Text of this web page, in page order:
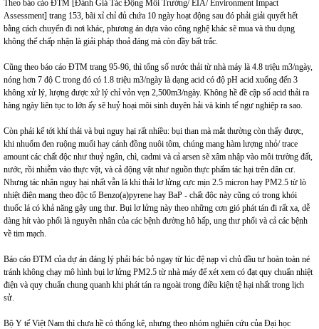
Theo báo cáo ĐTM [Đánh Giá Tác Động Môi Trường/ EIA/ Environment Impact
Assessment] trang 153, bãi xỉ chỉ đủ chứa 10 ngày hoạt động sau đó phải giải quyết hết
bằng cách chuyển đi nơi khác, phương án dựa vào công nghệ khác sẽ mua và thu dụng
không thể chấp nhận là giải pháp thoả đáng mà còn đầy bất trắc.
Cũng theo báo cáo ĐTM trang 95-96, thì tổng số nước thải từ nhà máy là 4.8 triệu m3/ngày,
nóng hơn 7 độ C trong đó có 1.8 triệu m3/ngày là dạng acid có độ pH acid xuống đến 3
không xử lý, lượng được xử lý chỉ vỏn vẹn 2,500m3/ngày. Không hề đề cập số acid thải ra
hàng ngày liên tục to lớn ấy sẽ huỷ hoại môi sinh duyên hải và kinh tế ngư nghiệp ra sao.
Còn phải kể tới khí thải và bụi nguy hại rất nhiều: bụi than mà mắt thường còn thấy được,
khi nhuốm đen ruộng muối hay cánh đồng nuôi tôm, chúng mang hàm lượng nhỏ/ trace
amount các chất độc như thuỷ ngân, chì, cadmi và cả arsen sẽ xâm nhập vào môi trường đất,
nước, rồi nhiễm vào thực vật, và cả động vật như nguồn thực phẩm tác hại trên dân cư.
Nhưng tác nhân nguy hại nhất vẫn là khí thải lơ lửng cực mịn 2.5 micron hay PM2.5 từ lò
nhiệt điện mang theo độc tố Benzo(a)pyrene hay BaP - chất độc này cũng có trong khói
thuốc lá có khả năng gây ung thư. Bụi lơ lửng này theo những cơn gió phát tán đi rất xa, dễ
dàng hít vào phổi là nguyên nhân của các bệnh đường hô hấp, ung thư phổi và cả các bệnh
về tim mạch.
Báo cáo ĐTM của dự án đáng lý phải bác bỏ ngay từ lúc đệ nạp vì chủ đầu tư hoàn toàn né
tránh không chạy mô hình bụi lơ lửng PM2.5 từ nhà máy để xét xem có đạt quy chuẩn nhiệt
điện và quy chuẩn chung quanh khi phát tán ra ngoài trong điều kiện tệ hại nhất trong lịch
sử.
Bộ Y tế Việt Nam thì chưa hề có thống kê, nhưng theo nhóm nghiên cứu của Đại học